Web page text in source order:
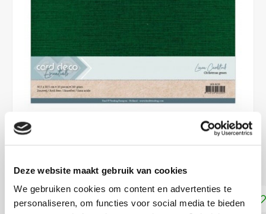
Deze website maakt gebruik van cookies
We gebruiken cookies om content en advertenties te
personaliseren, om functies voor social media te bieden
DIRECT LEVERBAAR
Toevoegen aan winkelwagen